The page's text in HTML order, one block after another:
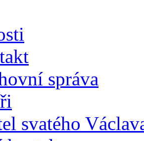
správa
svatého